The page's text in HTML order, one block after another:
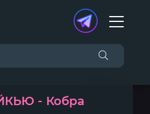
- Кобра